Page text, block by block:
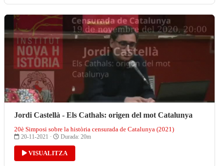
Jordi Castellà - Els Cathals: origen del mot Catalunya
20è Simposi sobre la història censurada de Catalunya (2021)
20-11-2021 · Durada: 20m
VISUALITZA